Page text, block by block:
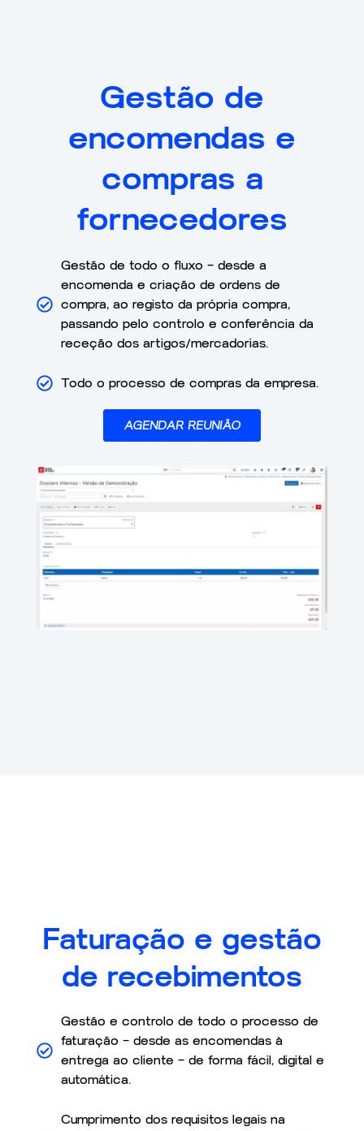
Gestão de
encomendas e
compras a
fornecedores
Gestão de todo o fluxo – desde a
encomenda e criação de ordens de
compra, ao registo da própria compra,
passando pelo controlo e conferência da
receção dos artigos/mercadorias.
Todo o processo de compras da empresa.
AGENDAR REUNIÃO
Faturação e gestão
de recebimentos
Gestão e controlo de todo o processo de
faturação – desde as encomendas à
entrega ao cliente – de forma fácil, digital e
automática.
Cumprimento dos requisitos legais na